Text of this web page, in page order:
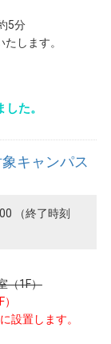
5分
します。
た。
キャンパス
（終了時刻
（1F）
設置します。